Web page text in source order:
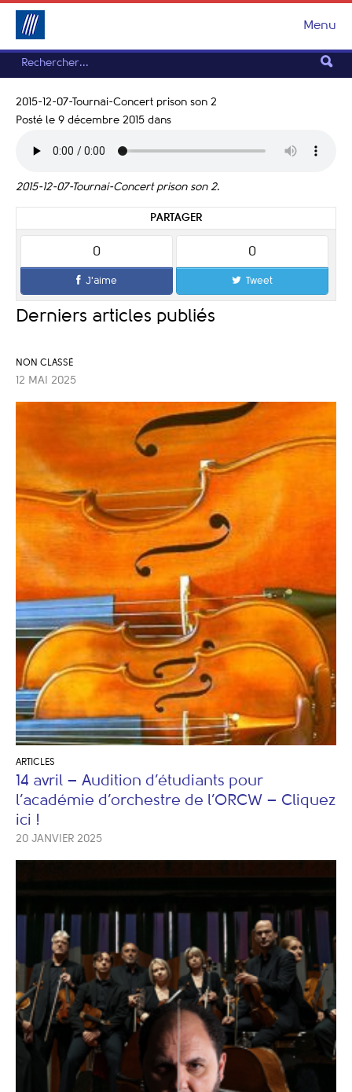
Menu
2015-12-07-Tournai-Concert prison son 2
Posté le 9 décembre 2015 dans
2015-12-07-Tournai-Concert prison son 2.
PARTAGER
0
J'aime
0
Tweet
Derniers articles publiés
NON CLASSÉ
12 MAI 2025
ARTICLES
14 avril – Audition d’étudiants pour
l’académie d’orchestre de l’ORCW – Cliquez
ici !
20 JANVIER 2025